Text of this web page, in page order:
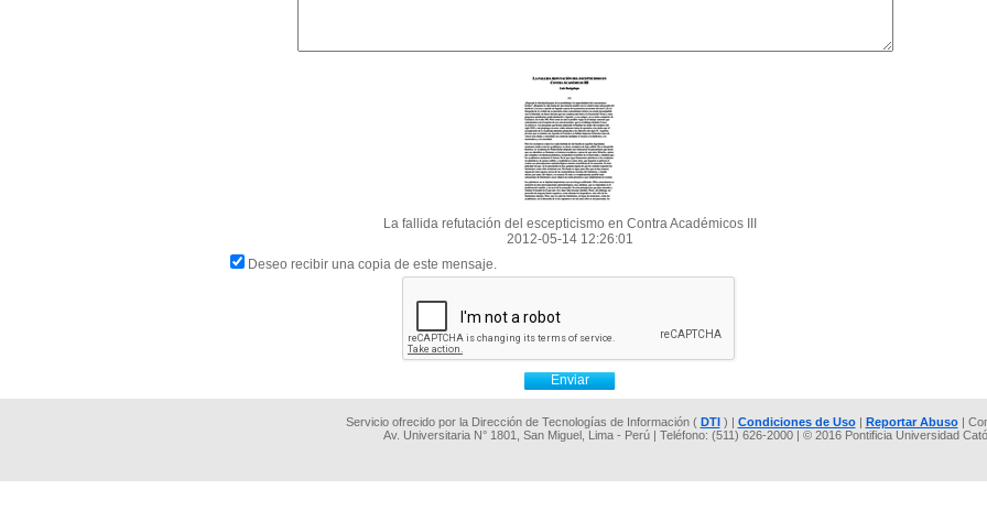
La fallida refutación del escepticismo en Contra Académicos III
2012-05-14 12:26:01
Deseo recibir una copia de este mensaje.
Servicio ofrecido por la Dirección de Tecnologías de Información ( DTI) | Condiciones de Uso| Reportar Abuso|
Av. Universitaria N° 1801, San Miguel, Lima - Perú | Teléfono: (511) 626-2000 | © 2016 Pontificia Universidad